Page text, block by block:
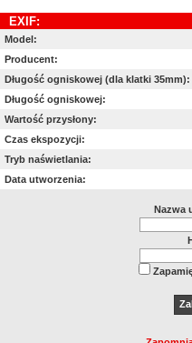
EXIF:
Model:
Producent:
Długość ogniskowej (dla klatki 35mm):
Długość ogniskowej:
Wartość przysłony:
Czas ekspozycji:
Tryb naświetlania:
Data utworzenia:
Nazwa